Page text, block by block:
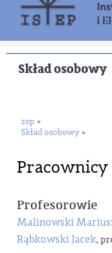
i
Skład osobowy
zep »
Skład osobowy »
Pracownicy
Profesorowie
Malinowski
Rąbkowski Jacek,